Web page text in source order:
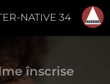
NATIVE 34
înscrise